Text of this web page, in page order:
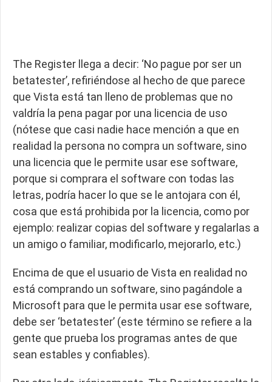
The Register llega a decir: ‘No pague por ser un
betatester’, refiriéndose al hecho de que parece
que Vista está tan lleno de problemas que no
valdría la pena pagar por una licencia de uso
(nótese que casi nadie hace mención a que en
realidad la persona no compra un software, sino
una licencia que le permite usar ese software,
porque si comprara el software con todas las
letras, podría hacer lo que se le antojara con él,
cosa que está prohibida por la licencia, como por
ejemplo: realizar copias del software y regalarlas a
un amigo o familiar, modificarlo, mejorarlo, etc.)
Encima de que el usuario de Vista en realidad no
está comprando un software, sino pagándole a
Microsoft para que le permita usar ese software,
debe ser ‘betatester’ (este término se refiere a la
gente que prueba los programas antes de que
sean estables y confiables).